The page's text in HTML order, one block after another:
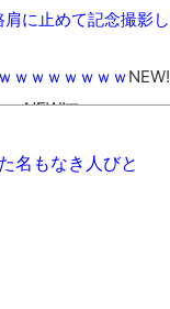
に止めて記念撮影
ｗｗｗｗｗｗｗNEW!
・NEW!
証を提出してくだ
結果wwwwwwww
ルに悩む若者「大
名もなき人びと